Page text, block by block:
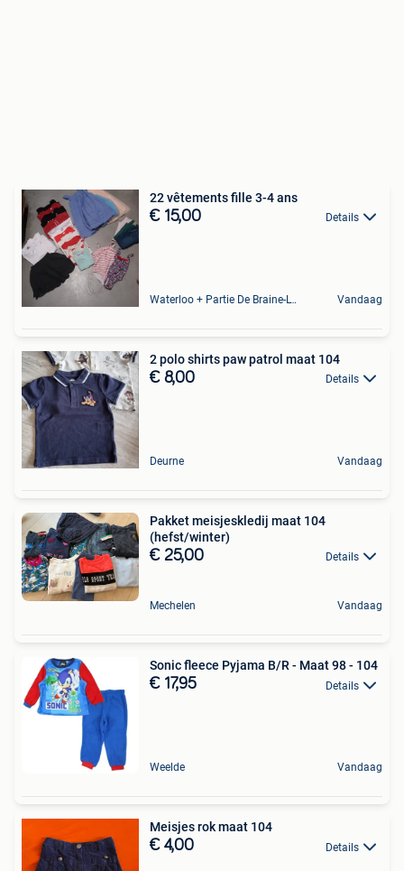
22 vêtements fille 3-4 ans
€ 15,00 Details
Waterloo + Partie De Braine-L'Alleud, De Ohain Vandaag
2 polo shirts paw patrol maat 104
€ 8,00 Details
Deurne Vandaag
Pakket meisjeskledij maat 104
(hefst/winter)
€ 25,00 Details
Mechelen Vandaag
Sonic fleece Pyjama B/R - Maat 98 - 104
€ 17,95 Details
Weelde Vandaag
Meisjes rok maat 104
€ 4,00 Details